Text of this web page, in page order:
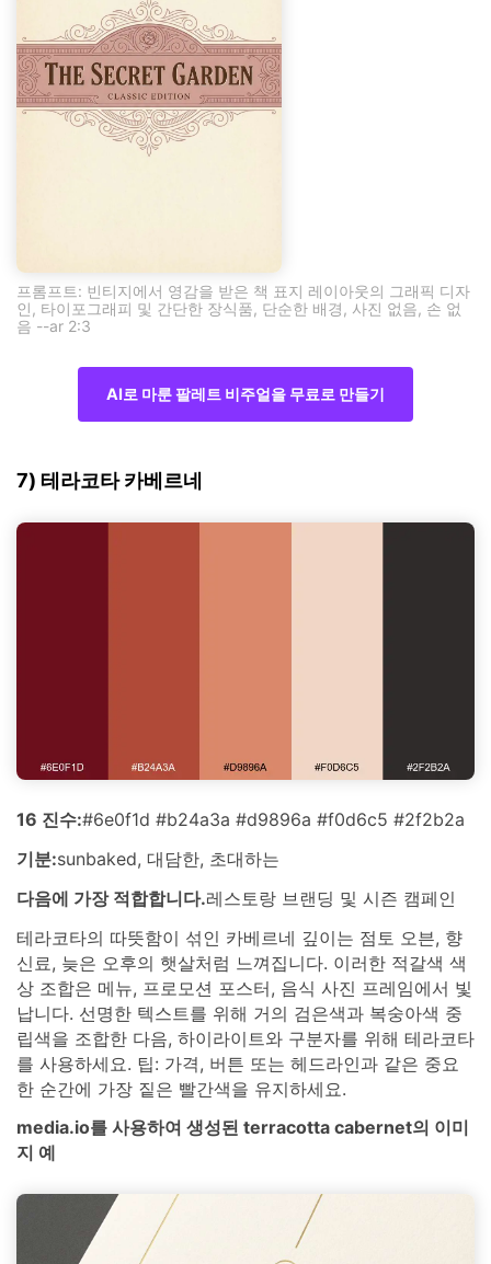
프롬프트: 빈티지에서 영감을 받은 책 표지 레이아웃의 그래픽 디자
인, 타이포그래피 및 간단한 장식품, 단순한 배경, 사진 없음, 손 없
음 --ar 2:3
AI로 마룬 팔레트 비주얼을 무료로 만들기
7) 테라코타 카베르네
16 진수:#6e0f1d #b24a3a #d9896a #f0d6c5 #2f2b2a
기분:sunbaked, 대담한, 초대하는
다음에 가장 적합합니다.레스토랑 브랜딩 및 시즌 캠페인
테라코타의 따뜻함이 섞인 카베르네 깊이는 점토 오븐, 향
신료, 늦은 오후의 햇살처럼 느껴집니다. 이러한 적갈색 색
상 조합은 메뉴, 프로모션 포스터, 음식 사진 프레임에서 빛
납니다. 선명한 텍스트를 위해 거의 검은색과 복숭아색 중
립색을 조합한 다음, 하이라이트와 구분자를 위해 테라코타
를 사용하세요. 팁: 가격, 버튼 또는 헤드라인과 같은 중요
한 순간에 가장 짙은 빨간색을 유지하세요.
media.io를 사용하여 생성된 terracotta cabernet의 이미
지 예